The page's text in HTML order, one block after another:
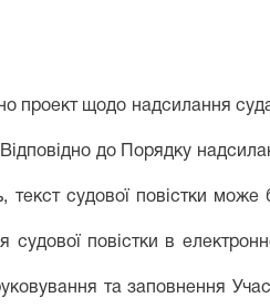
щодо надсилання
до Порядку
текст судової повістки
повістки в
та заповнення